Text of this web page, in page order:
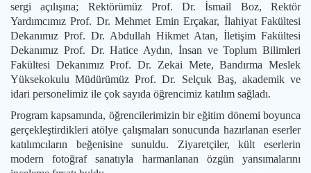
sergi açılışına; Rektörümüz Prof. Dr. İsmail Boz, Rektör
Yardımcımız Prof. Dr. Mehmet Emin Erçakar, İlahiyat Fakültesi
Dekanımız Prof. Dr. Abdullah Hikmet Atan, İletişim Fakültesi
Dekanımız Prof. Dr. Hatice Aydın, İnsan ve Toplum Bilimleri
Fakültesi Dekanımız Prof. Dr. Zekai Mete, Bandırma Meslek
Yüksekokulu Müdürümüz Prof. Dr. Selçuk Baş, akademik ve
idari personelimiz ile çok sayıda öğrencimiz katılım sağladı.
Program kapsamında, öğrencilerimizin bir eğitim dönemi boyunca
gerçekleştirdikleri atölye çalışmaları sonucunda hazırlanan eserler
katılımcıların beğenisine sunuldu. Ziyaretçiler, kült eserlerin
modern fotoğraf sanatıyla harmanlanan özgün yansımalarını